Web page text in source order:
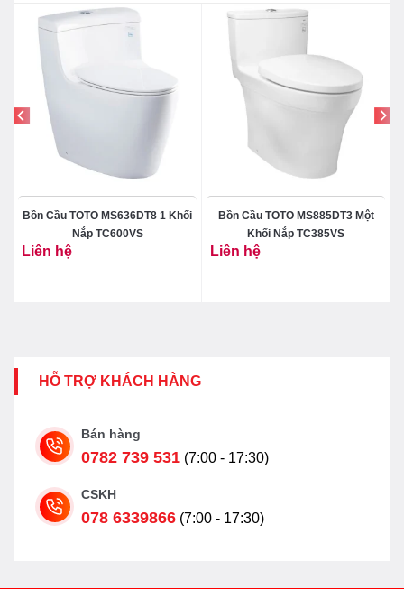
Bồn Cầu TOTO MS636DT8 1 Khối
Nắp TC600VS
Liên hệ
Bồn Cầu TOTO MS885DT3 Một
Khối Nắp TC385VS
Liên hệ
HỖ TRỢ KHÁCH HÀNG
Bán hàng
0782 739 531 (7:00 - 17:30)
CSKH
078 6339866 (7:00 - 17:30)